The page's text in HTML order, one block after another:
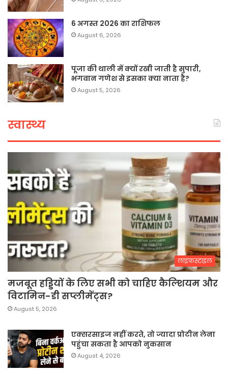
6 अगस्त 2026 का राशिफल
August 6, 2026
पूजा की थाली में क्यों रखी जाती है सुपारी,
भगवान गणेश से इसका क्या नाता है?
August 5, 2026
स्वास्थ्य
लाइफस्टाइल
मजबूत हड्डियों के लिए सभी को चाहिए कैल्शियम और
विटामिन-डी सप्लीमेंट्स?
August 5, 2026
एक्सरसाइज नहीं करते, तो ज्यादा प्रोटीन लेना
पहुंचा सकता है आपको नुकसान
August 4, 2026